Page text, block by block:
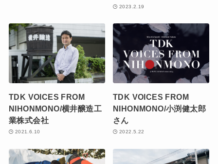
2023.2.19
TDK VOICES FROM
NIHONMONO/横井醸造工
業株式会社
2021.6.10
TDK VOICES FROM
NIHONMONO/小渕健太郎
さん
2022.5.22